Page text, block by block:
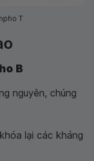
T
B
nguyên, chúng
lại các kháng